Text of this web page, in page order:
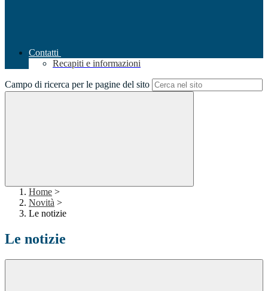
Contatti
Recapiti e informazioni
Campo di ricerca per le pagine del sito
Home >
Novità >
Le notizie
Le notizie